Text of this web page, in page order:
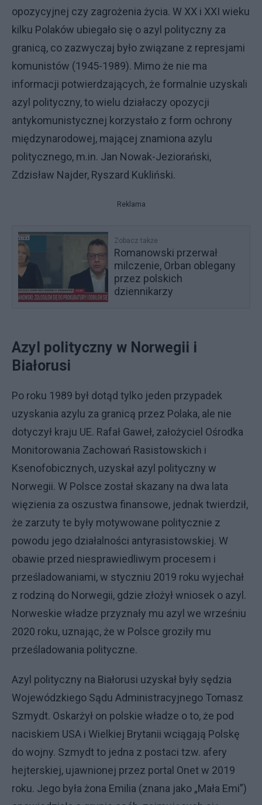
opozycyjnej czy zagrożenia życia. W XX i XXI wieku
kilku Polaków ubiegało się o azyl polityczny za
granicą, co zazwyczaj było związane z represjami
komunistów (1945-1989). Mimo że nie ma
informacji potwierdzających, że formalnie uzyskali
azyl polityczny, to wielu działaczy opozycji
antykomunistycznej korzystało z form ochrony
międzynarodowej, mającej znamiona azylu
politycznego, m.in. Jan Nowak-Jeziorański,
Zdzisław Najder, Ryszard Kukliński.
Reklama
Zobacz także
Romanowski przerwał
milczenie, Orban oblegany
przez polskich
dziennikarzy
Azyl polityczny w Norwegii i
Białorusi
Po roku 1989 był dotąd tylko jeden przypadek
uzyskania azylu za granicą przez Polaka, ale nie
dotyczył kraju UE. Rafał Gaweł, założyciel Ośrodka
Monitorowania Zachowań Rasistowskich i
Ksenofobicznych, uzyskał azyl polityczny w
Norwegii. W Polsce został skazany na dwa lata
więzienia za oszustwa finansowe, jednak twierdził,
że zarzuty te były motywowane politycznie z
powodu jego działalności antyrasistowskiej. W
obawie przed niesprawiedliwym procesem i
prześladowaniami, w styczniu 2019 roku wyjechał
z rodziną do Norwegii, gdzie złożył wniosek o azyl.
Norweskie władze przyznały mu azyl we wrześniu
2020 roku, uznając, że w Polsce groziły mu
prześladowania polityczne.
Azyl polityczny na Białorusi uzyskał były sędzia
Wojewódzkiego Sądu Administracyjnego Tomasz
Szmydt. Oskarżył on polskie władze o to, że pod
naciskiem USA i Wielkiej Brytanii wciągają Polskę
do wojny. Szmydt to jedna z postaci tzw. afery
hejterskiej, ujawnionej przez portal Onet w 2019
roku. Jego była żona Emilia (znana jako „Mała Emi”)